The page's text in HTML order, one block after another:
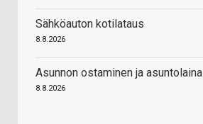
Sähköauton kotilataus
8.8.2026
Asunnon ostaminen ja asuntolaina
8.8.2026